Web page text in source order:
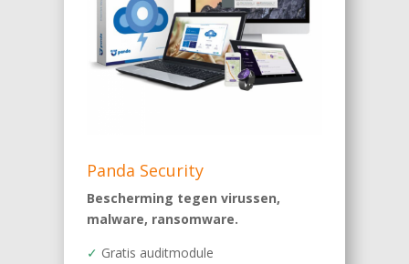
Panda Security
Bescherming tegen virussen,
malware, ransomware.
✓ Gratis auditmodule